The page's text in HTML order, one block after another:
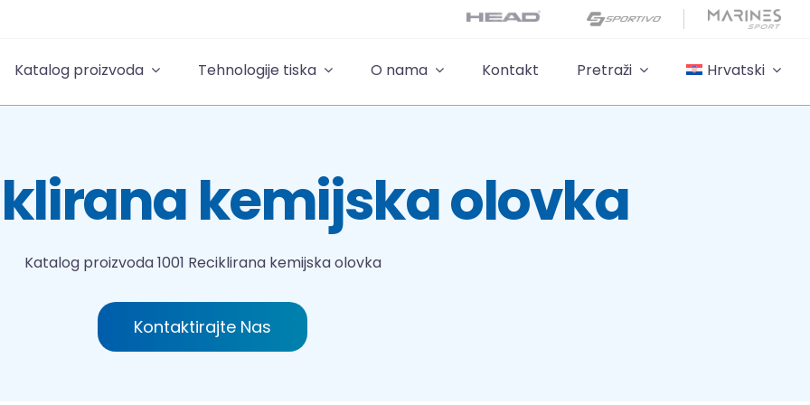
Katalog proizvoda Tehnologije tiska O nama Kontakt Pretraži Hrvatski
kemijska olovka
Katalog proizvoda1001 Reciklirana kemijska olovka
Kontaktirajte Nas